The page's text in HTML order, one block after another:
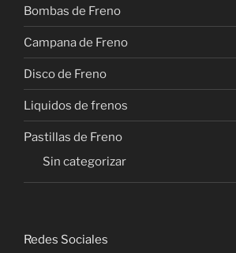
Bombas de Freno
Campana de Freno
Disco de Freno
Liquidos de frenos
Pastillas de Freno
Sin categorizar
Redes Sociales